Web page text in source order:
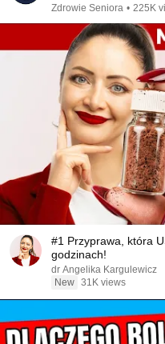
Zdrowie Seniora • 225K
#1 Przyprawa, która
godzinach!
dr Angelika Kargulewicz
New 31K views